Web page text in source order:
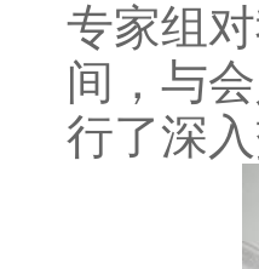
专家组
间，与
行了深入